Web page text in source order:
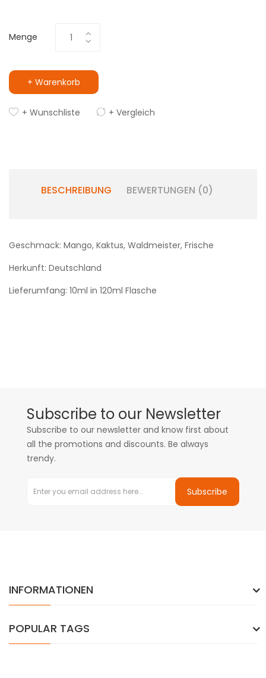
Menge
+ Warenkorb
+ Wunschliste + Vergleich
BESCHREIBUNG BEWERTUNGEN (0)
Geschmack: Mango, Kaktus, Waldmeister, Frische
Herkunft: Deutschland
Lieferumfang: 10ml in 120ml Flasche
Subscribe to our Newsletter
Subscribe to our newsletter and know first about
all the promotions and discounts. Be always
trendy.
Subscribe
INFORMATIONEN
POPULAR TAGS